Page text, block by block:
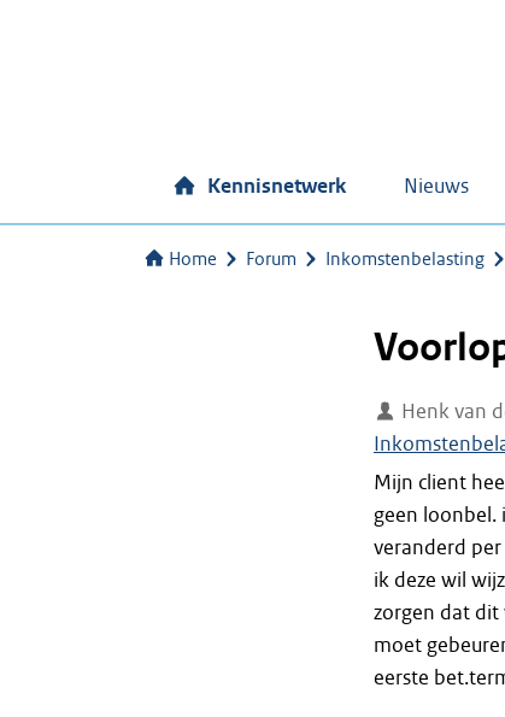
Kennisnetwerk Nieuws
Home Forum Inkomstenbelasting
Henk van
Mijn client
geen loonbel.
veranderd
ik deze wil
zorgen dat dit
moet
eerste